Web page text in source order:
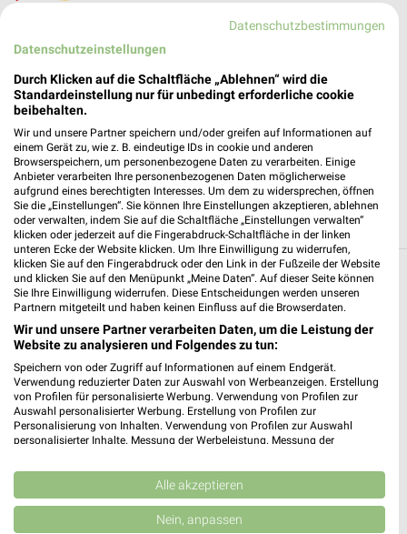
❯
Friedrichstr. 2
39218 Schönebeck
Heute 08:00 - 20:00 Uhr |
Öffnet in 41 Min.
126,70 km • Angebote: 3 Prospekte
Drogerie & Parfümerie Angebote und
Prospekte für Bernburg (Saale)
7 Prospekte
Müller Müller
Datenschutzbestimmungen
Datenschutzeinstellungen
Durch Klicken auf die Schaltfläche „Ablehnen“ wird die
Standardeinstellung nur für unbedingt erforderliche cookie
beibehalten.
Wir und unsere Partner speichern und/oder greifen auf Informationen auf
einem Gerät zu, wie z. B. eindeutige IDs in cookie und anderen
Browserspeichern, um personenbezogene Daten zu verarbeiten. Einige
Anbieter verarbeiten Ihre personenbezogenen Daten möglicherweise
aufgrund eines berechtigten Interesses. Um dem zu widersprechen, öffnen
Sie die „Einstellungen“. Sie können Ihre Einstellungen akzeptieren, ablehnen
oder verwalten, indem Sie auf die Schaltfläche „Einstellungen verwalten“
klicken oder jederzeit auf die Fingerabdruck-Schaltfläche in der linken
unteren Ecke der Website klicken. Um Ihre Einwilligung zu widerrufen,
klicken Sie auf den Fingerabdruck oder den Link in der Fußzeile der Website
und klicken Sie auf den Menüpunkt „Meine Daten“. Auf dieser Seite können
Sie Ihre Einwilligung widerrufen. Diese Entscheidungen werden unseren
Partnern mitgeteilt und haben keinen Einfluss auf die Browserdaten.
Wir und unsere Partner verarbeiten Daten, um die Leistung der
Website zu analysieren und Folgendes zu tun:
Speichern von oder Zugriff auf Informationen auf einem Endgerät.
Verwendung reduzierter Daten zur Auswahl von Werbeanzeigen. Erstellung
von Profilen für personalisierte Werbung. Verwendung von Profilen zur
Auswahl personalisierter Werbung. Erstellung von Profilen zur
Personalisierung von Inhalten. Verwendung von Profilen zur Auswahl
personalisierter Inhalte. Messung der Werbeleistung. Messung der
Kombinationen von Daten aus verschiedenen Quellen. Entwicklung und
Verbesserung der Angebote. Verwendung reduzierter Daten zur Auswahl
von Inhalten.
Daten können außerhalb der Europäischen Union weitergegeben und in die
Alle akzeptieren
Nein, anpassen